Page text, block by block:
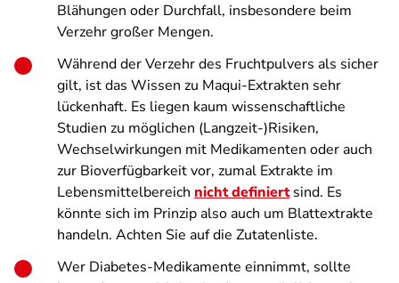
Blähungen oder Durchfall, insbesondere beim
Verzehr großer Mengen.
Während der Verzehr des Fruchtpulvers als sicher
gilt, ist das Wissen zu Maqui-Extrakten sehr
lückenhaft. Es liegen kaum wissenschaftliche
Studien zu möglichen (Langzeit-)Risiken,
Wechselwirkungen mit Medikamenten oder auch
zur Bioverfügbarkeit vor, zumal Extrakte im
Lebensmittelbereich nicht definiertsind. Es
könnte sich im Prinzip also auch um Blattextrakte
handeln. Achten Sie auf die Zutatenliste.
Wer Diabetes-Medikamente einnimmt, sollte